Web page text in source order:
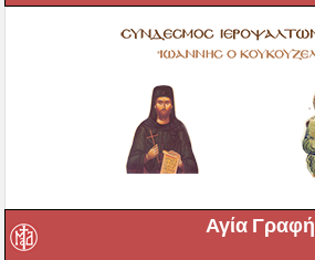
Αγία Γραφή